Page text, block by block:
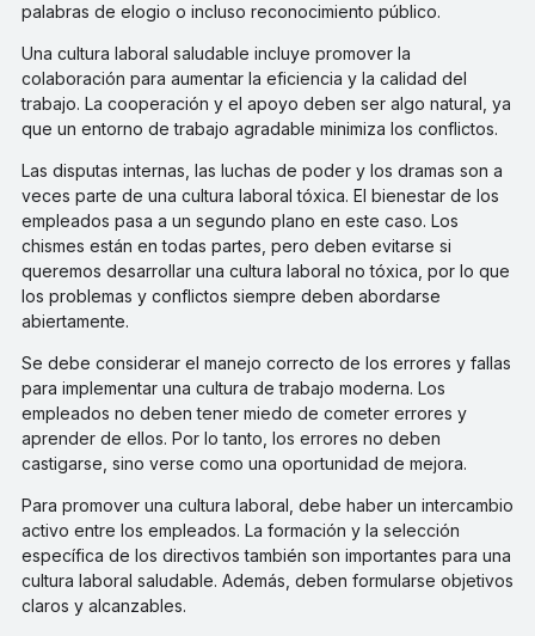
palabras de elogio o incluso reconocimiento público.
Una cultura laboral saludable incluye promover la
colaboración para aumentar la eficiencia y la calidad del
trabajo. La cooperación y el apoyo deben ser algo natural, ya
que un entorno de trabajo agradable minimiza los conflictos.
Las disputas internas, las luchas de poder y los dramas son a
veces parte de una cultura laboral tóxica. El bienestar de los
empleados pasa a un segundo plano en este caso. Los
chismes están en todas partes, pero deben evitarse si
queremos desarrollar una cultura laboral no tóxica, por lo que
los problemas y conflictos siempre deben abordarse
abiertamente.
Se debe considerar el manejo correcto de los errores y fallas
para implementar una cultura de trabajo moderna. Los
empleados no deben tener miedo de cometer errores y
aprender de ellos. Por lo tanto, los errores no deben
castigarse, sino verse como una oportunidad de mejora.
Para promover una cultura laboral, debe haber un intercambio
activo entre los empleados. La formación y la selección
específica de los directivos también son importantes para una
cultura laboral saludable. Además, deben formularse objetivos
claros y alcanzables.